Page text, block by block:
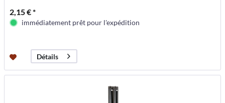
2,15 € *
immédiatement prêt pour l'expédition
Détails